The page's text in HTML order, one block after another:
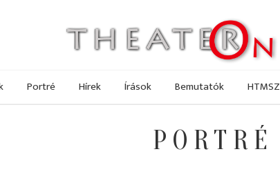
Portré Hírek Írások Bemutatók HTMSZ
PORTRÉ